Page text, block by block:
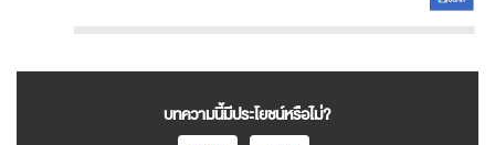
บทความนี้มีประโยชน์หรือไม่?